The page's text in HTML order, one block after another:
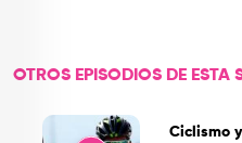
OTROS EPISODIOS DE ESTA
Ciclismo